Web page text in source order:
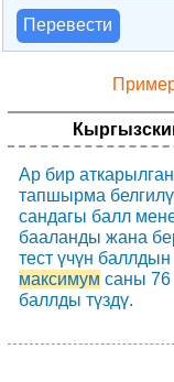
Перевести
Ар бир аткарылган
тапшырма
сандагы балл
бааланды жана
тест үчүн баллдын
максимум саны 76
баллды түздү.